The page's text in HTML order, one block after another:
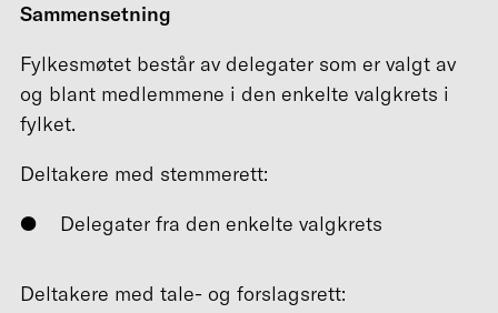
Sammensetning
Fylkesmøtet består av delegater som er valgt av
og blant medlemmene i den enkelte valgkrets i
fylket.
Deltakere med stemmerett:
Delegater fra den enkelte valgkrets
Deltakere med tale- og forslagsrett: